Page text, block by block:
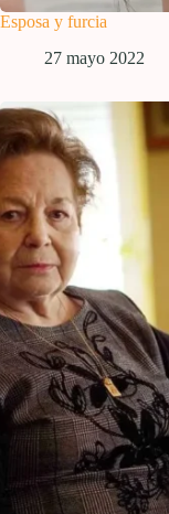
Esposa y furcia
27 mayo 2022